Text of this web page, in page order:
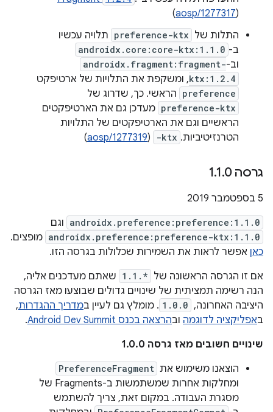
(aosp/1277317)
התלות של preference-ktx תלויה עכשיו
ב- androidx.core:core-ktx:1.1.0
וב-androidx.fragment:fragment-
ktx:1.2.4, ומשקפת את התלויות של ארטיפקט
preference הראשי. כך, שדרוג של
preference-ktx מעדכן גם את הארטיפקטים
הראשיים וגם את הארטיפקטים של התלויות
הטרנזיטיביות. -ktx
(
aosp/1277319
)
גרסה 1 .1.0
‫5 בספטמבר 2019
androidx.preference:preference:1.1.0 וגם
androidx.preference:preference-ktx:1.1.0 מופצים.
כאן אפשר לראות את השמירות שכלולות בגרסה הזו.
אם זו הגרסה הראשונה של 1.1.* שאתם מעדכנים אליה,
הנה רשימה תמציתית של שינויים גדולים שבוצעו מאז הגרסה
היציבה האחרונה, 1.0.0 . מומלץ גם לעיין במדריך ההגדרות,
באפליקציה לדוגמה ובהרצאה בכנס Android Dev Summit
.
שינויים חשובים מאז גרסה 1.0.0
הוצאנו משימוש את PreferenceFragment
ומחלקות אחרות שמשתמשות ב-Fragments של
מסגרת העבודה. במקום זאת, צריך להשתמש